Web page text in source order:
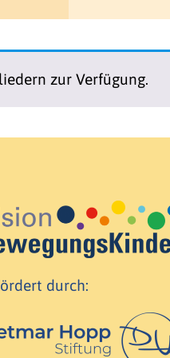
zur Verfügung.
durch: